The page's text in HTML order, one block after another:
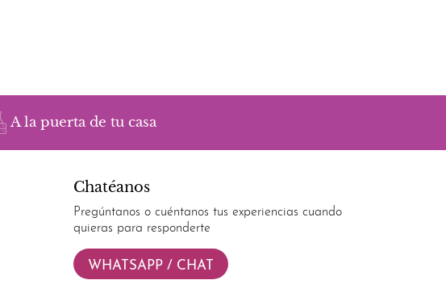
A la puerta de tu casa
Chatéanos
Pregúntanos o cuéntanos tus experiencias cuando
quieras para responderte
WHATSAPP / CHAT